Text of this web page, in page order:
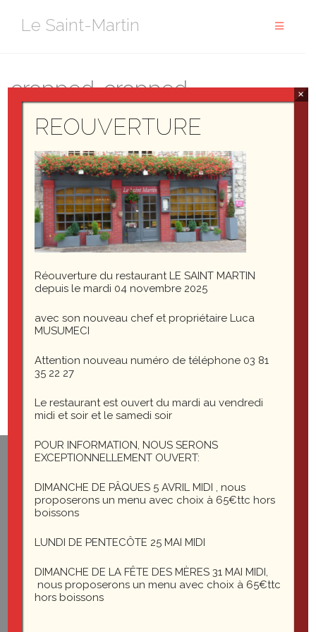
Le Saint-Martin
cropped-cropped-
P1040567B.jpg
cropped-cropped-P1040567B.jpg
1 rue du général Leclerc
25200 Montbéliard
REOUVERTURE
Réouverture du restaurant LE SAINT MARTIN
depuis le mardi 04 novembre 2025
avec son nouveau chef et propriétaire Luca
MUSUMECI
Attention nouveau numéro de téléphone 03 81
35 22 27
Le restaurant est ouvert du mardi au vendredi
midi et soir et le samedi soir
POUR INFORMATION, NOUS SERONS
EXCEPTIONNELLEMENT OUVERT:
DIMANCHE DE PÂQUES 5 AVRIL MIDI , nous
proposerons un menu avec choix à 65€ttc hors
boissons
LUNDI DE PENTECÔTE 25 MAI MIDI
DIMANCHE DE LA FÊTE DES MÈRES 31 MAI MIDI,
nous proposerons un menu avec choix à 65€ttc
hors boissons
×